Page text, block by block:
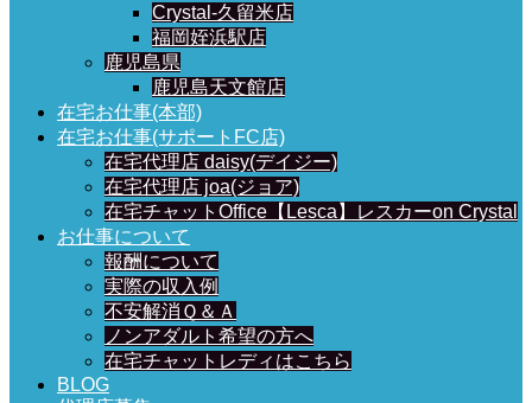
Crystal-久留米店
福岡姪浜駅店
鹿児島県
鹿児島天文館店
在宅お仕事(本部)
在宅お仕事(サポートFC店)
在宅代理店 daisy(デイジー)
在宅代理店 joa(ジョア)
在宅チャットOffice【Lesca】レスカーon Crystal
お仕事について
報酬について
実際の収入例
不安解消Ｑ＆Ａ
ノンアダルト希望の方へ
在宅チャットレディはこちら
BLOG